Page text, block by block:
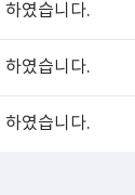
였습니다.
였습니다.
였습니다.